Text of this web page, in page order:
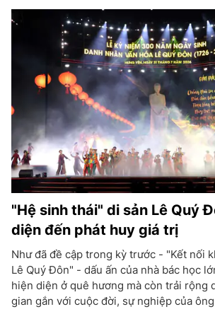
"Hệ sinh thái" di sản Lê Quý
diện đến phát huy giá trị
Như đã đề cập trong kỳ trước - "Kết nối
Lê Quý Đôn" - dấu ấn của nhà bác học
hiện diện ở quê hương mà còn trải rộng
gian gắn với cuộc đời, sự nghiệp của